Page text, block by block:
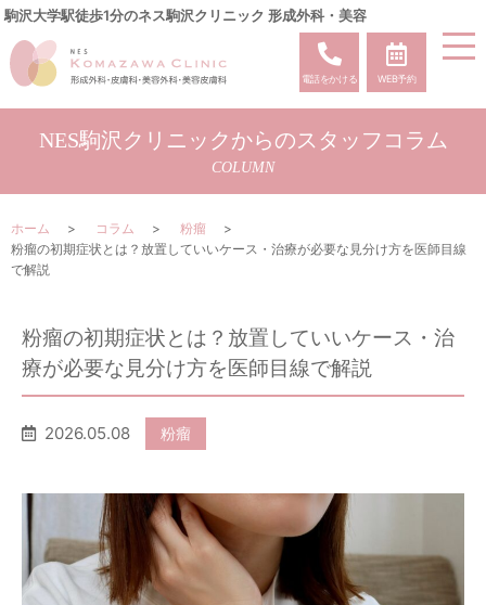
駒沢大学駅徒歩1分のネス駒沢クリニック 形成外科・美容
電話をかける WEB予約
NES駒沢クリニックからのスタッフコラム
COLUMN
ホーム コラム
粉瘤
粉瘤の初期症状とは？放置していいケース・治療が必要な見分け方を医師目線
で解説
粉瘤の初期症状とは？放置していいケース・治
療が必要な見分け方を医師目線で解説
2026.05.08 粉瘤